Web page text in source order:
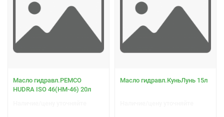
Масло гидравл.PEMCO
HUDRA ISO 46(НМ-46) 20л
Масло гидравл.КуньЛунь 15л